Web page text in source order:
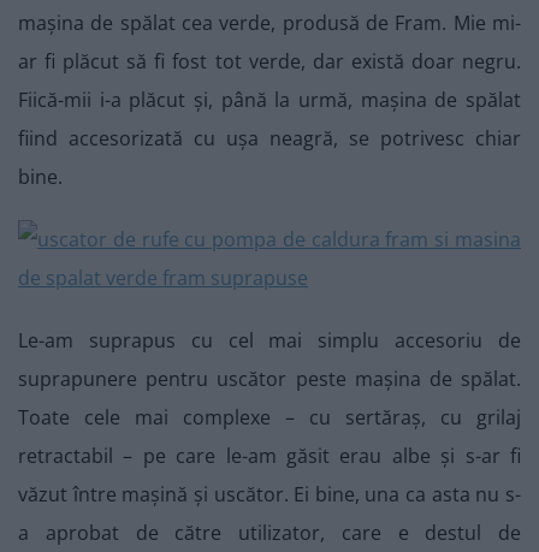
mașina de spălat cea verde, produsă de Fram. Mie mi-
ar fi plăcut să fi fost tot verde, dar există doar negru.
Fiică-mii i-a plăcut și, până la urmă, mașina de spălat
fiind accesorizată cu ușa neagră, se potrivesc chiar
bine.
Le-am suprapus cu cel mai simplu accesoriu de
suprapunere pentru uscător peste mașina de spălat.
Toate cele mai complexe – cu sertăraș, cu grilaj
retractabil – pe care le-am găsit erau albe și s-ar fi
văzut între mașină și uscător. Ei bine, una ca asta nu s-
a aprobat de către utilizator, care e destul de